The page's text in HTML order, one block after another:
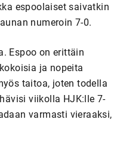
espoolaiset saivatkin
numeroin 7-0.
Espoo on erittäin
ja nopeita
taitoa, joten todella
viikolla HJK:lle 7-
varmasti vieraaksi,